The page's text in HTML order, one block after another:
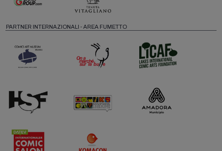
PARTNER INTERNAZIONALI - AREA FUMETTO